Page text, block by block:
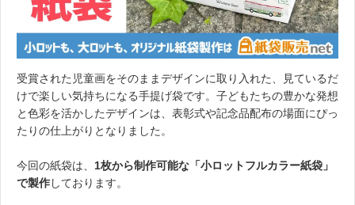
受賞された児童画をそのままデザインに取り入れた、見ているだ
けで楽しい気持ちになる手提げ袋です。子どもたちの豊かな発想
と色彩を活かしたデザインは、表彰式や記念品配布の場面にぴっ
たりの仕上がりとなりました。
今回の紙袋は、 1枚から制作可能な「小ロットフルカラー紙袋」
で製作しております。